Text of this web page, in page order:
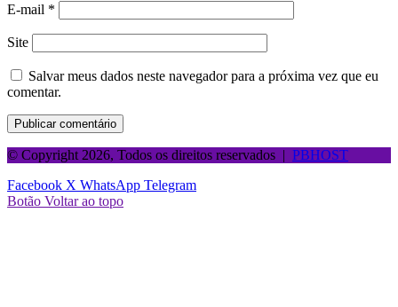
E-mail *
Site
Salvar meus dados neste navegador para a próxima vez que eu
comentar.
© Copyright 2026, Todos os direitos reservados | PBHOST
Facebook X WhatsApp Telegram
Botão Voltar ao topo